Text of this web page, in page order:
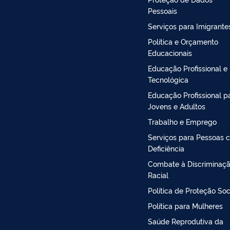
Pessoais
Serviços para
Política e Orçamento
Educacionais
Educação Profissional e
Tecnológica
Educação Profissional
Jovens e Adultos
Trabalho e Emprego
Serviços para Pessoas
Deficiência
Combate à
Racial
Política de Proteção
Política para Mulheres
Saúde Reprodutiva da